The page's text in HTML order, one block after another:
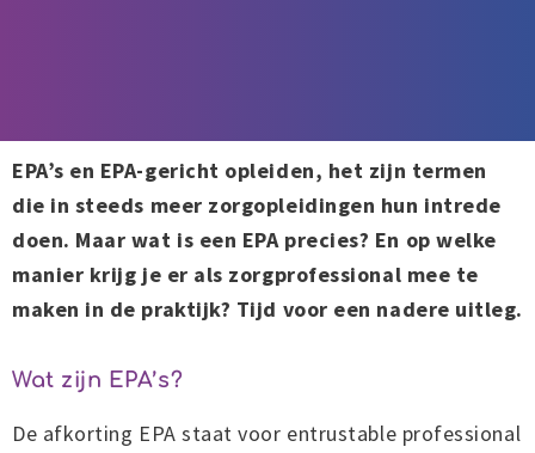
EPA’s en EPA-gericht opleiden, het zijn termen
die in steeds meer zorgopleidingen hun intrede
doen. Maar wat is een EPA precies? En op welke
manier krijg je er als zorgprofessional mee te
maken in de praktijk? Tijd voor een nadere uitleg.
Wat zijn EPA’s?
De afkorting EPA staat voor entrustable professional